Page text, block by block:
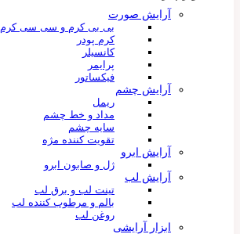
آرایش صورت
بی بی کرم و سی سی کرم
کرم پودر
کانسیلر
پرایمر
فیکساتور
آرایش چشم
ریمل
مداد و خط چشم
سایه چشم
تقویت کننده مژه
آرایش ابرو
ژل و صابون ابرو
آرایش لب
تینت لب و برق لب
بالم و مرطوب کننده لب
روغن لب
ابزار آرایشی